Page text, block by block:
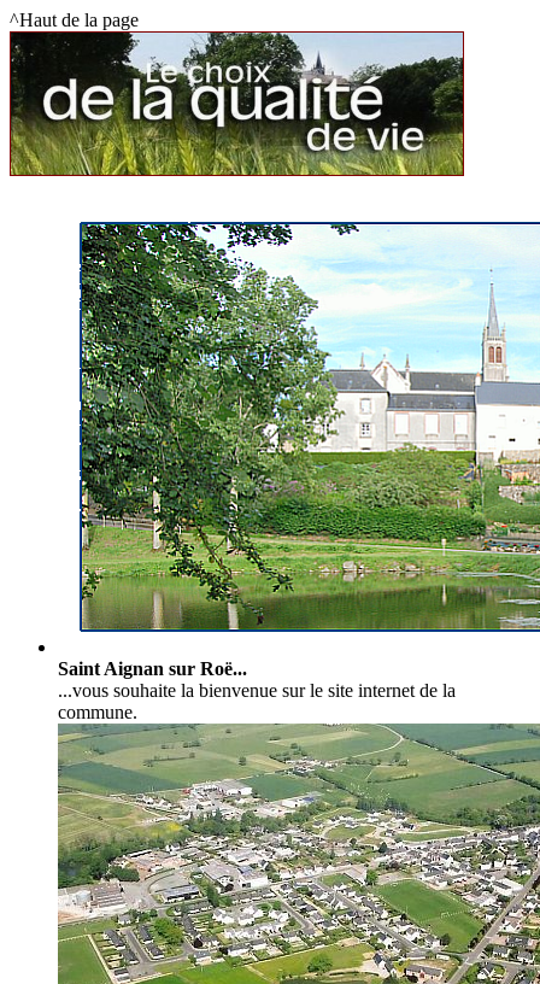
^Haut de la page
Saint Aignan sur Roë...
...vous souhaite la bienvenue sur le site internet de la
commune.